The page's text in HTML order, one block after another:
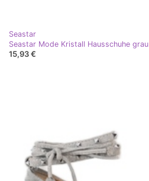
Seastar
Seastar Mode Kristall Hausschuhe grau
15,93 €